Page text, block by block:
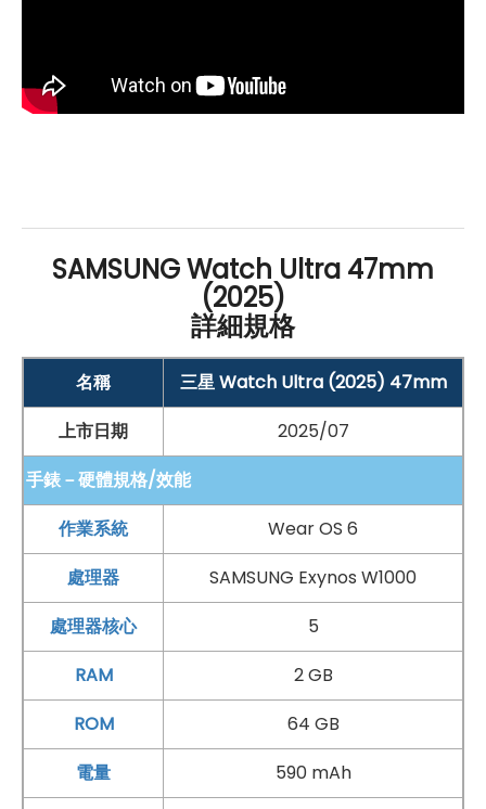
同運動類型，操作更直覺。另有「路徑競賽模式」，可對
SAMSUNGGalaxy Watch Ultra (2025) 進一步導入
Galaxy AI 穿戴功能，為健康管理注入智慧動能。全新
「身體能量指數」可綜合分析平均睡眠時數、睡眠品質、
前一日活動量、心率變化等多項數據，幫助使用者掌握每
日身體狀況，做出更有意識的生活調整。「AI 健康顧問」
則會根據用戶設定的健康目標，提供量身打造的建議與提
醒，陪你一起朝更理想的生活習慣邁進。而升級版的「AI
睡眠分析」功能，透過睡眠期間的翻身次數、入睡潛伏
期、心率與呼吸速率等數據，提供更完整的睡眠評估，協
助改善睡眠品質。在 2025 年 7 月，Galaxy Watch
Ultra 再推出升級版本，新增質感滿分的「鈦夜藍」配
色，並將儲存容量一口氣升級為 64
GB
價不變，等同於「加量不加價」，帶來更豐富、更超值的
使用體驗。不論是外觀、效能還是健康功能，這次都全面
升級到位！
SAMSUNG Watch Ultra 47mm
(2025)
詳細規格
名稱
三星 Watch Ultra (2025) 47mm
上市日期
2025/07
手錶－硬體規格/效能
作業系統
Wear OS 6
處理器
SAMSUNG Exynos W1000
處理器核心
5
RAM
2 GB
ROM
64 GB
電量
590 mAh